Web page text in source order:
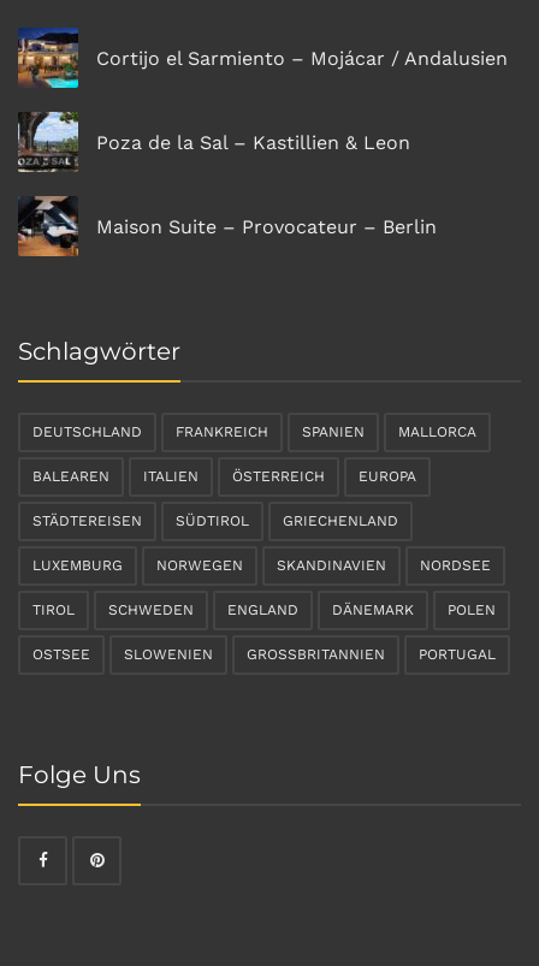
Cortijo el Sarmiento – Mojácar / Andalusien
Poza de la Sal – Kastillien & Leon
Maison Suite – Provocateur – Berlin
Schlagwörter
DEUTSCHLAND FRANKREICH SPANIEN MALLORCA
BALEAREN ITALIEN ÖSTERREICH EUROPA
STÄDTEREISEN SÜDTIROL GRIECHENLAND
LUXEMBURG NORWEGEN SKANDINAVIEN NORDSEE
TIROL SCHWEDEN ENGLAND DÄNEMARK POLEN
OSTSEE SLOWENIEN GROSSBRITANNIEN PORTUGAL
Folge Uns